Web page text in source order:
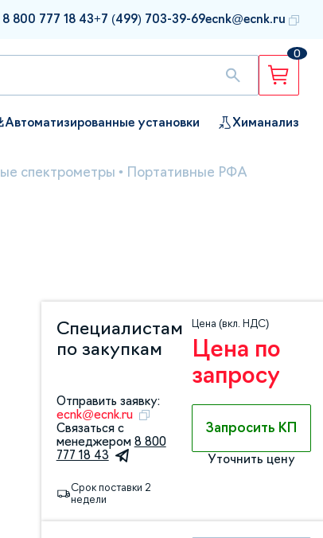
8 800 777 18 43+7 (499) 703-39-69ecnk@ecnk.ru
0
Автоматизированные установки Химанализ
спектрометры • Портативные РФА
Специалистам
по закупкам
Отправить заявку:
ecnk@ecnk.ru
Связаться с
менеджером 8 800
777 18 43
Срок поставки 2
недели
Цена (вкл. НДС)
Цена по
запросу
Запросить КП
Уточнить цену